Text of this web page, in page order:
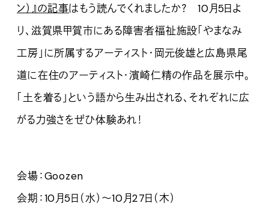
ン）』の記事はもう読んでくれましたか？ 10月5日よ
り、滋賀県甲賀市にある障害者福祉施設「やまなみ
工房」に所属するアーティスト・岡元俊雄と広島県尾
道に在住のアーティスト・濱崎仁精の作品を展示中。
「土を着る」という語から生み出される、それぞれに広
がる力強さをぜひ体験あれ！
会場：Goozen
会期：10月5日（水）～10月27日（木）